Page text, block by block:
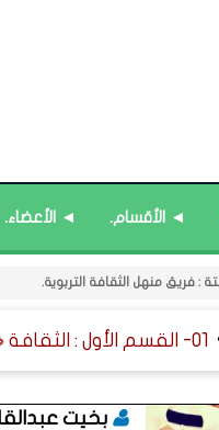
◄ الأقسام. ◄ الأعضاء.
01- القسم الأول : الثقافة ﴿الإسلامية - الأسرية - المجتمعية﴾.
بخيت